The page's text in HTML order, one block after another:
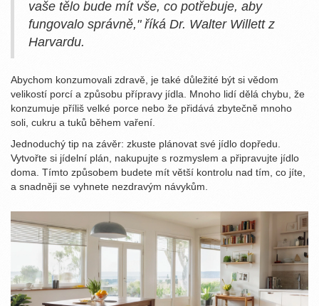
vaše tělo bude mít vše, co potřebuje, aby
fungovalo správně," říká Dr. Walter Willett z
Harvardu.
Abychom konzumovali zdravě, je také důležité být si vědom
velikostí porcí a způsobu přípravy jídla. Mnoho lidí dělá chybu, že
konzumuje příliš velké porce nebo že přidává zbytečně mnoho
soli, cukru a tuků během vaření.
Jednoduchý tip na závěr: zkuste plánovat své jídlo dopředu.
Vytvořte si jídelní plán, nakupujte s rozmyslem a připravujte jídlo
doma. Tímto způsobem budete mít větší kontrolu nad tím, co jíte,
a snadněji se vyhnete nezdravým návykům.